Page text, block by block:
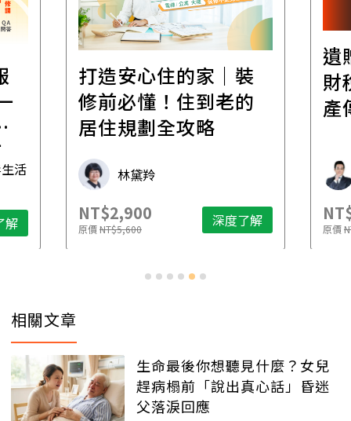
活
解
打造安心住的家｜裝
修前必懂！住到老的
居住規劃全攻略
林黛羚
NT$2,900
原價NT$5,600 深度了解
遺
財
產
原價
相關文章
生命最後你想聽見什麼？女兒
趕病榻前「說出真心話」昏迷
父落淚回應